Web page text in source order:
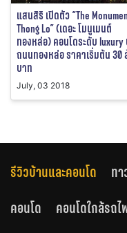
แสนสิริ เปิดตัว “The
Thong Lo” (เดอะ โมนูเมนต์
ทองหล่อ) คอนโดระดับ luxury
ถนนทองหล่อ ราคาเริ่มต้น 30
บาท
July, 03 2018
รีวิวบ้านและคอนโด ท
คอนโด
คอนโดใกล้รถ